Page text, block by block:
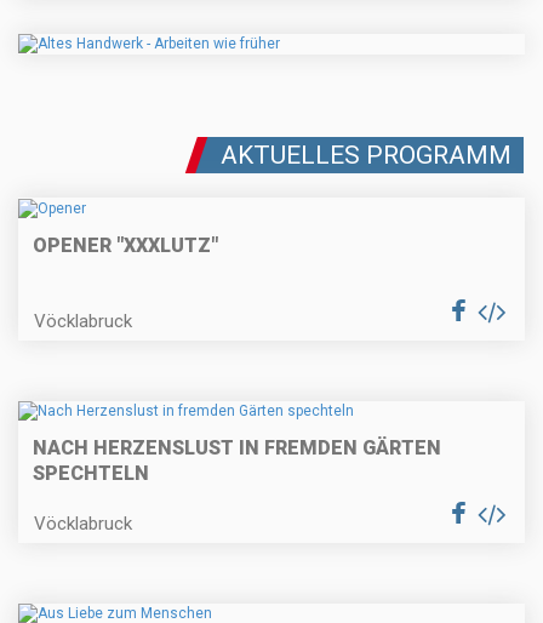
AKTUELLES PROGRAMM
OPENER "XXXLUTZ"
Vöcklabruck
NACH HERZENSLUST IN FREMDEN GÄRTEN
SPECHTELN
Vöcklabruck